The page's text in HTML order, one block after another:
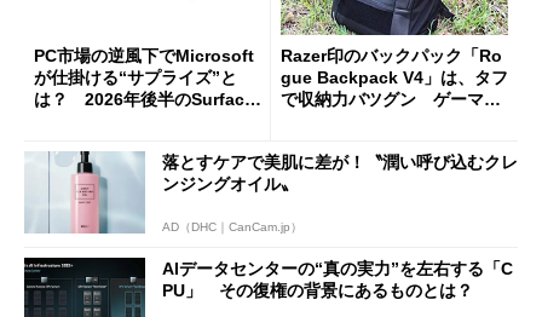
PC市場の逆風下でMicrosoft
が仕掛ける“サプライズ”と
は？ 2026年後半のSurface
Razer印のバックパック「Ro
gue Backpack V4」は、タフ
で収納力バツグン ゲーマー
落とすケアで美肌に差が！〝潤い呼び込むクレ
ンジングオイル〟
AD（DHC｜CanCam.jp）
AIデータセンターの“真の実力”を左右する「C
PU」 その復権の背景にあるものとは？